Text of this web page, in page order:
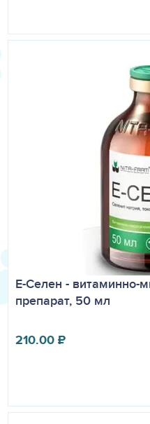
Е-Селен - витаминно-
препарат, 50 мл
210.00₽